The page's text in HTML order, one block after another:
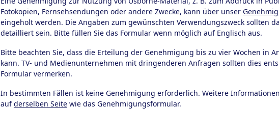
Fotokopien, Fernsehsendungen oder andere Zwecke, kann über unser
eingeholt werden. Die Angaben zum gewünschten Verwendungszweck sollten
detailliert sein. Bitte füllen Sie das Formular wenn möglich auf Englisch aus.
Bitte beachten Sie, dass die Erteilung der Genehmigung bis zu vier Wochen in
kann. TV- und Medienunternehmen mit dringenderen Anfragen sollten dies
Formular vermerken.
In bestimmten Fällen ist keine Genehmigung erforderlich. Weitere
aufderselben Seitewie das Genehmigungsformular.